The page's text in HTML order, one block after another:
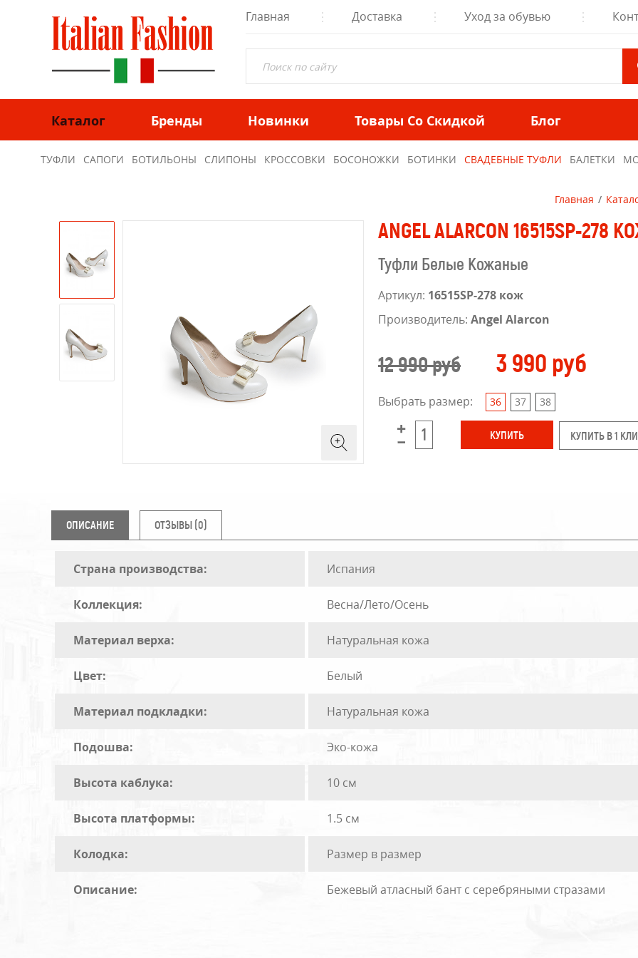
Главная Доставка Уход за обувью
Каталог Бренды Новинки Товары Со Скидкой Блог
ТУФЛИ САПОГИ БОТИЛЬОНЫ СЛИПОНЫ КРОССОВКИ БОСОНОЖКИ БОТИНКИ СВАДЕБНЫЕ ТУФЛИ БАЛЕТКИ
Главная
ANGEL ALARCON 16515SP-278
Туфли Белые Кожаные
Артикул: 16515SP-278 кож
Производитель: Angel Alarcon
12 990 руб 3 990 руб
Выбрать размер: 36 37 38
КУПИТЬ В 1
ОПИСАНИЕ ОТЗЫВЫ (0)
Страна производства: Испания
Коллекция: Весна/Лето/Осень
Материал верха: Натуральная кожа
Цвет: Белый
Материал подкладки: Натуральная кожа
Подошва: Эко-кожа
Высота каблука: 10 см
Высота платформы: 1.5 см
Колодка: Размер в размер
Описание: Бежевый атласный бант с серебряными стразами